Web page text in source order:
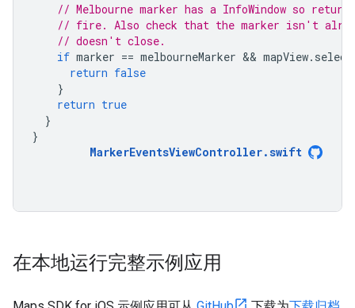
// Melbourne marker has a InfoWindow so
// fire. Also check that the marker isn't
// doesn't close.
if marker == melbourneMarker && mapView.
return false
}
return true
}
}
MarkerEventsViewController.swift
在本地运行完整示例应用